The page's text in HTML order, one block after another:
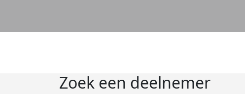
Zoek een deelnemer